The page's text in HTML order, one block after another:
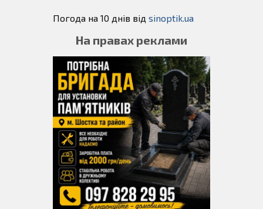
Погода на 10 днів від sinoptik.ua
На правах реклами